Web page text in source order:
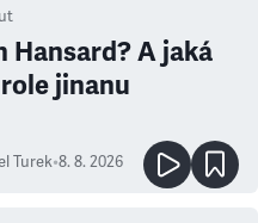
Hansard? A jaká
jinanu
Turek•8. 8. 2026